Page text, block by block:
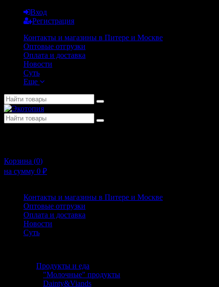
Вход
Регистрация
Контакты и магазины в Питере и Москве
Оптовые отгрузки
Оплата и доставка
Новости
Суть
Еще
Корзина (0)
на сумму 0 ₽
Контакты и магазины в Питере и Москве
Оптовые отгрузки
Оплата и доставка
Новости
Суть
Продукты и еда
"Молочные" продукты
Dainty&Viands